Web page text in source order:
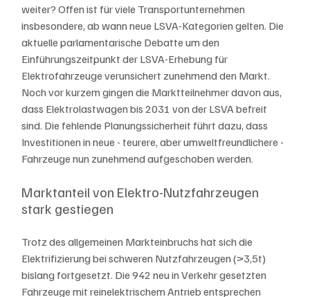
weiter? Offen ist für viele Transportunternehmen
insbesondere, ab wann neue LSVA-Kategorien gelten. Die
aktuelle parlamentarische Debatte um den
Einführungszeitpunkt der LSVA-Erhebung für
Elektrofahrzeuge verunsichert zunehmend den Markt.
Noch vor kurzem gingen die Marktteilnehmer davon aus,
dass Elektrolastwagen bis 2031 von der LSVA befreit
sind. Die fehlende Planungssicherheit führt dazu, dass
Investitionen in neue - teurere, aber umweltfreundlichere -
Fahrzeuge nun zunehmend aufgeschoben werden.
Marktanteil von Elektro-Nutzfahrzeugen
stark gestiegen
Trotz des allgemeinen Markteinbruchs hat sich die
Elektrifizierung bei schweren Nutzfahrzeugen (>3,5t)
bislang fortgesetzt. Die 942 neu in Verkehr gesetzten
Fahrzeuge mit reinelektrischem Antrieb entsprechen